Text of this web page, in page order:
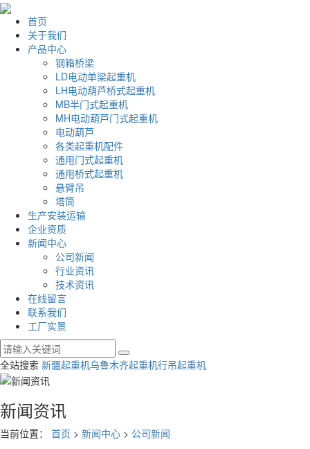
首页
关于我们
产品中心
钢箱桥梁
LD电动单梁起重机
LH电动葫芦桥式起重机
MB半门式起重机
MH电动葫芦门式起重机
电动葫芦
各类起重机配件
通用门式起重机
通用桥式起重机
悬臂吊
塔筒
生产安装运输
企业资质
新闻中心
公司新闻
行业资讯
技术资讯
在线留言
联系我们
工厂实景
全站搜索 新疆起重机乌鲁木齐起重机行吊起重机
新闻资讯
当前位置： 首页 > 新闻中心 > 公司新闻